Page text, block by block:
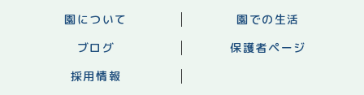
園について
園での生活
ブログ
保護者ページ
採用情報